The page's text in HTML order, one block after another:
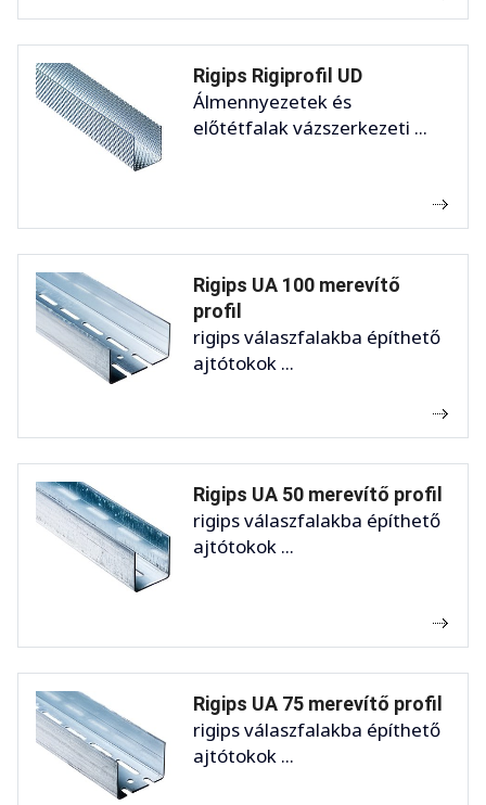
Rigips Rigiprofil UD
Álmennyezetek és
előtétfalak vázszerkezeti ...
Rigips UA 100 merevítő
profil
rigips válaszfalakba építhető
ajtótokok ...
Rigips UA 50 merevítő profil
rigips válaszfalakba építhető
ajtótokok ...
Rigips UA 75 merevítő profil
rigips válaszfalakba építhető
ajtótokok ...